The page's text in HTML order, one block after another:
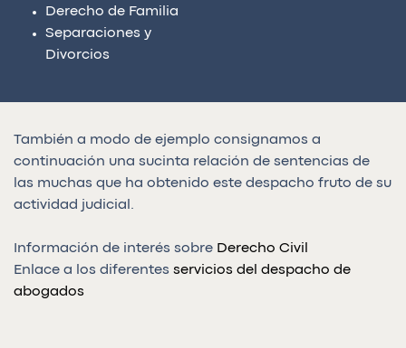
Derecho de Familia
Separaciones y
Divorcios
También a modo de ejemplo consignamos a
continuación una sucinta relación de sentencias de
las muchas que ha obtenido este despacho fruto de su
actividad judicial.
Información de interés sobre Derecho Civil
Enlace a los diferentes servicios del despacho de
abogados